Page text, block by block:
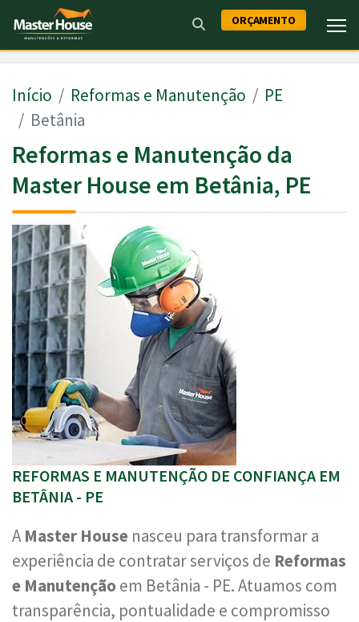
ORÇAMENTO
Início Reformas e Manutenção
PE
Betânia
Reformas e Manutenção da
Master House em Betânia, PE
REFORMAS E MANUTENÇÃO DE CONFIANÇA EM
BETÂNIA - PE
AMaster House nasceu para transformar a
experiência de contratar serviços de Reformas
e Manutenção em Betânia - PE. Atuamos com
transparência, pontualidade e compromisso